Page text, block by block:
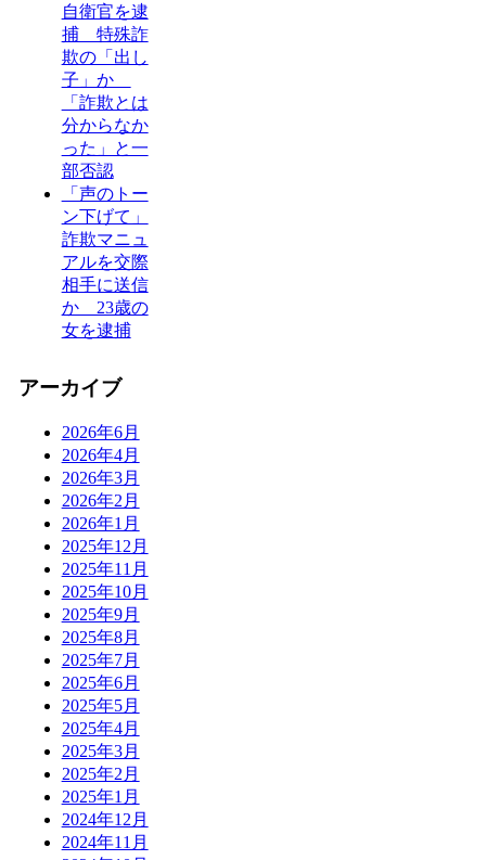
自衛官を逮
捕 特殊詐
欺の「出し
子」か
「詐欺とは
分からなか
った」と一
部否認
「声のトー
ン下げて」
詐欺マニュ
アルを交際
相手に送信
か 23歳の
女を逮捕
アーカイブ
2026年6月
2026年4月
2026年3月
2026年2月
2026年1月
2025年12月
2025年11月
2025年10月
2025年9月
2025年8月
2025年7月
2025年6月
2025年5月
2025年4月
2025年3月
2025年2月
2025年1月
2024年12月
2024年11月